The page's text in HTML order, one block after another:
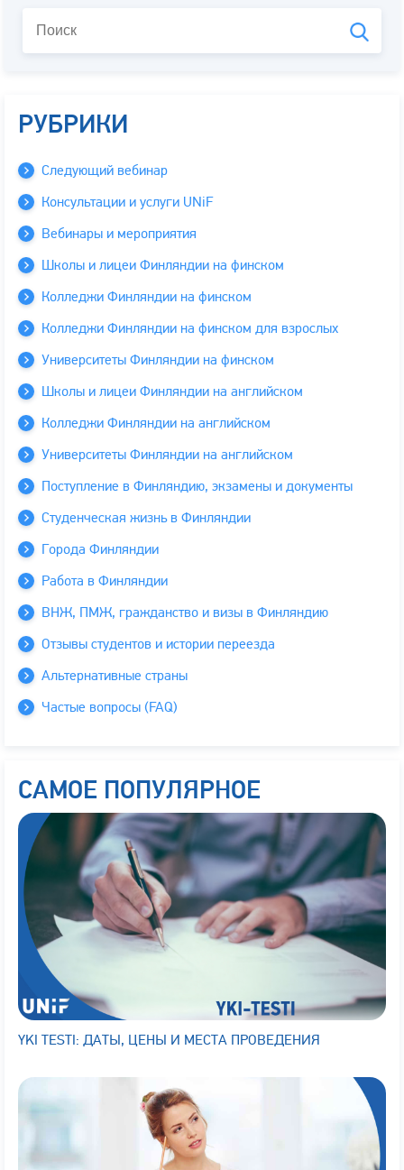
РУБРИКИ
Следующий вебинар
Консультации и услуги UNiF
Вебинары и мероприятия
Школы и лицеи Финляндии на финском
Колледжи Финляндии на финском
Колледжи Финляндии на финском для взрослых
Университеты Финляндии на финском
Школы и лицеи Финляндии на английском
Колледжи Финляндии на английском
Университеты Финляндии на английском
Поступление в Финляндию, экзамены и документы
Студенческая жизнь в Финляндии
Города Финляндии
Работа в Финляндии
ВНЖ, ПМЖ, гражданство и визы в Финляндию
Отзывы студентов и истории переезда
Альтернативные страны
Частые вопросы (FAQ)
САМОЕ ПОПУЛЯРНОЕ
YKI TESTI: ДАТЫ, ЦЕНЫ И МЕСТА ПРОВЕДЕНИЯ